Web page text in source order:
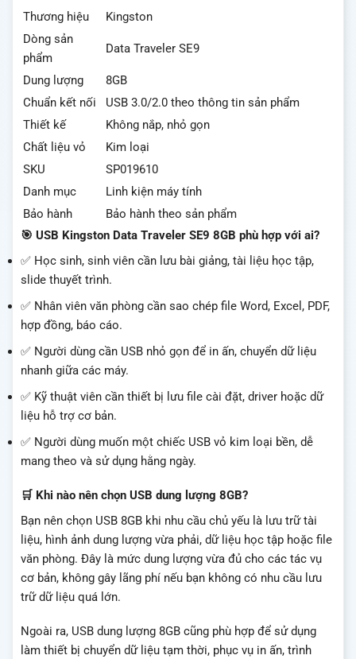
Thương hiệu
Kingston
Dòng sản
phẩm
Data Traveler SE9
Dung lượng
8GB
Chuẩn kết nối
USB 3.0/2.0 theo thông tin sản phẩm
Thiết kế
Không nắp, nhỏ gọn
Chất liệu vỏ
Kim loại
SKU
SP019610
Danh mục
Linh kiện máy tính
Bảo hành
Bảo hành theo sản phẩm
🎯 USB Kingston Data Traveler SE9 8GB phù hợp với ai?
✅ Học sinh, sinh viên cần lưu bài giảng, tài liệu học tập,
slide thuyết trình.
✅ Nhân viên văn phòng cần sao chép file Word, Excel, PDF,
hợp đồng, báo cáo.
✅ Người dùng cần USB nhỏ gọn để in ấn, chuyển dữ liệu
nhanh giữa các máy.
✅ Kỹ thuật viên cần thiết bị lưu file cài đặt, driver hoặc dữ
liệu hỗ trợ cơ bản.
✅ Người dùng muốn một chiếc USB vỏ kim loại bền, dễ
mang theo và sử dụng hằng ngày.
🛒 Khi nào nên chọn USB dung lượng 8GB?
Bạn nên chọn USB 8GB khi nhu cầu chủ yếu là lưu trữ tài
liệu, hình ảnh dung lượng vừa phải, dữ liệu học tập hoặc file
văn phòng. Đây là mức dung lượng vừa đủ cho các tác vụ
cơ bản, không gây lãng phí nếu bạn không có nhu cầu lưu
trữ dữ liệu quá lớn.
Ngoài ra, USB dung lượng 8GB cũng phù hợp để sử dụng
làm thiết bị chuyển dữ liệu tạm thời, phục vụ in ấn, trình